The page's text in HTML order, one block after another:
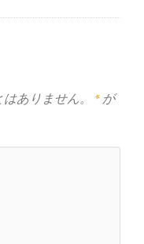
ありません。 *が